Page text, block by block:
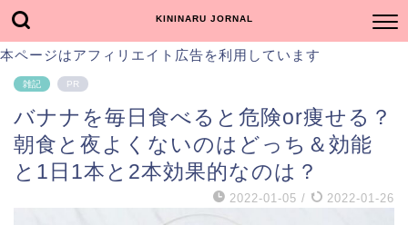
KININARU JORNAL
本ページはアフィリエイト広告を利用しています
雑記 PR
バナナを毎日食べると危険or痩せる？
朝食と夜よくないのはどっち＆効能
と1日1本と2本効果的なのは？
2022-01-05 / 2022-01-26